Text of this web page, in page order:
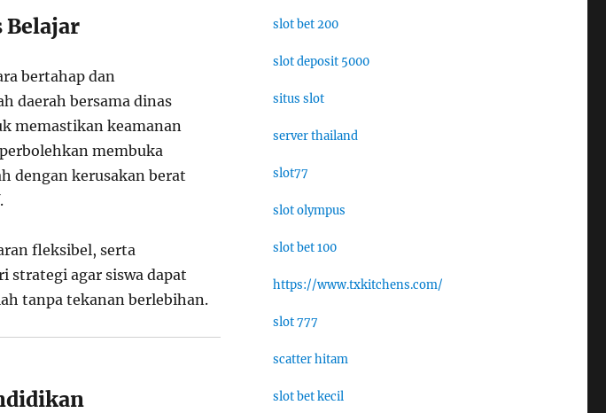
Belajar
bertahap dan
daerah bersama dinas
memastikan keamanan
membuka
dengan kerusakan berat
fleksibel, serta
strategi agar siswa dapat
tanpa tekanan berlebihan.
slot bet 200
slot deposit 5000
situs slot
server thailand
slot77
slot olympus
slot bet 100
https://www.txkitchens.com/
slot 777
scatter hitam
slot bet kecil